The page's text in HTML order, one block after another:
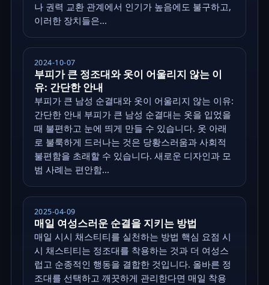
나 권력 교환 관계에서 인기가 높음에도 불구하고,
이러한 장치들은...
2024-10-07
부피가 큰 정조대와 옷이 어울리지 않는 이
유: 간단한 안내
부피가 큰 남성 순결대와 옷이 어울리지 않는 이유:
간단한 안내 부피가 큰 남성 순결대는 옷을 입었을
때 불편하고 눈에 띄게 만들 수 있습니다. 옷 아래
로 불룩하게 드러나는 것은 당황스러움과 사회적
불편함을 초래할 수 있습니다. 새로운 디자인과 모
범 사례는 편안함...
2025-04-09
매일 여성스러운 순결을 지키는 방법
매일 시시 채스티티를 실천하는 방법 핵심 요점 시
시 채스티티는 정조대를 착용하는 것과 더 여성스
럽고 순종적인 행동을 결합한 것입니다. 올바른 정
조대를 선택하고 깨끗하게 관리한다면 매일 착용